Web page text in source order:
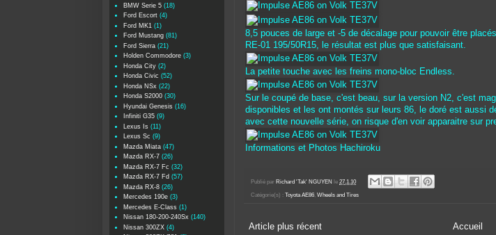
8,5 pouces de large et -5 de décalage pour pouvoir être
RE-01 195/50R15, le résultat est plus que satisfaisant.
La petite touche avec les freins mono-bloc Endless.
Sur le coupé de base, c'est beau, sur la version N2, c'est
disponibles et les ont montés sur leurs 86, le doré est aussi
avec cette nouvelle série, on risque d'en voir apparaitre sur
Informations et Photos Hachiroku
Publié par Richard 'Tak' NGUYEN le 27.1.10
Catégorie(s) : Toyota AE86, Wheels and Tires
Article plus récent Accueil
BMW Serie 5 (18)
Ford Escort (4)
Ford MK1 (1)
Ford Mustang (81)
Ford Sierra (21)
Holden Commodore (3)
Honda City (2)
Honda Civic (52)
Honda NSx (22)
Honda S2000 (30)
Hyundai Genesis (16)
Infiniti G35 (9)
Lexus Is (11)
Lexus Sc (9)
Mazda Miata (47)
Mazda RX-7 (26)
Mazda RX-7 Fc (32)
Mazda RX-7 Fd (57)
Mazda RX-8 (26)
Mercedes 190e (3)
Mercedes E-Class (1)
Nissan 180-200-240Sx (140)
Nissan 300ZX (4)